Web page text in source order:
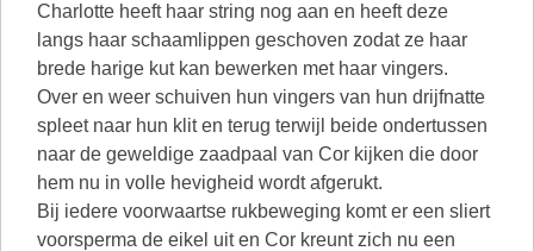
Charlotte heeft haar string nog aan en heeft deze
langs haar schaamlippen geschoven zodat ze haar
brede harige kut kan bewerken met haar vingers.
Over en weer schuiven hun vingers van hun drijfnatte
spleet naar hun klit en terug terwijl beide ondertussen
naar de geweldige zaadpaal van Cor kijken die door
hem nu in volle hevigheid wordt afgerukt.
Bij iedere voorwaartse rukbeweging komt er een sliert
voorsperma de eikel uit en Cor kreunt zich nu een